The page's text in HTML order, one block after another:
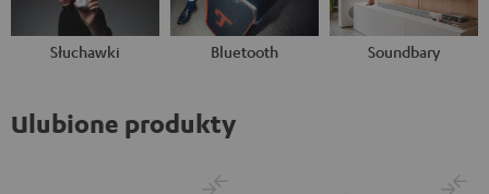
Słuchawki Bluetooth Soundbary
Ulubione produkty